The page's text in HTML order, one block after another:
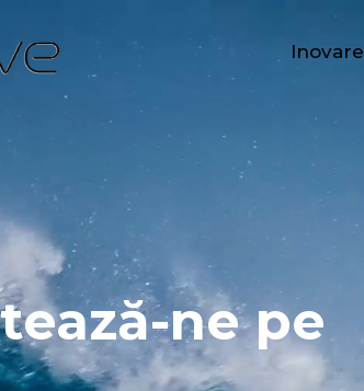
Inovare
ne pe